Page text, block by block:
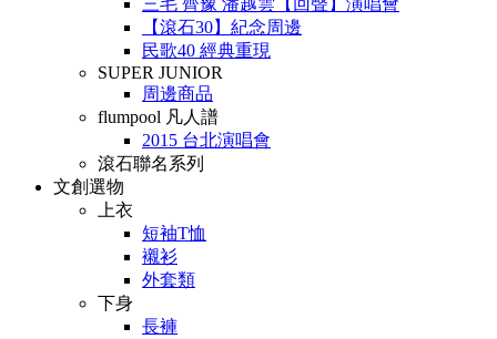
三毛 齊豫 潘越雲【回聲】演唱會
【滾石30】紀念周邊
民歌40 經典重現
SUPER JUNIOR
周邊商品
flumpool 凡人譜
2015 台北演唱會
滾石聯名系列
文創選物
上衣
短袖T恤
襯衫
外套類
下身
長褲